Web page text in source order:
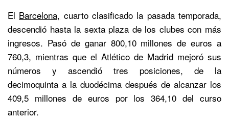
El Barcelona, cuarto clasificado la pasada temporada,
descendió hasta la sexta plaza de los clubes con más
ingresos. Pasó de ganar 800,10 millones de euros a
760,3, mientras que el Atlético de Madrid mejoró sus
números y ascendió tres posiciones, de la
decimoquinta a la duodécima después de alcanzar los
409,5 millones de euros por los 364,10 del curso
anterior.